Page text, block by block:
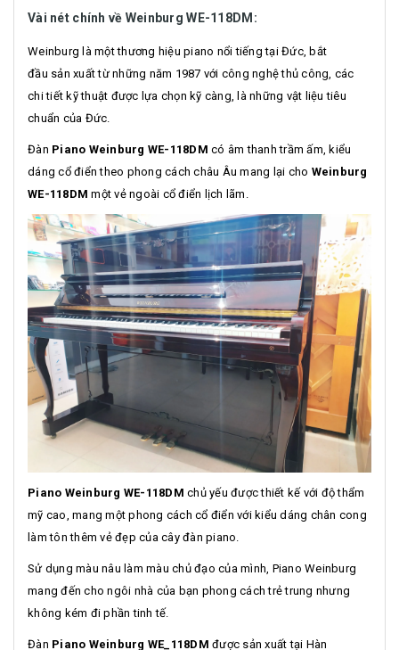
Vài nét chính về Weinburg WE-118DM:
Weinburg là một thương hiệu piano nổi tiếng tại Đức, bắt
đầu sản xuất từ những năm 1987 với công nghệ thủ công, các
chi tiết kỹ thuật được lựa chọn kỹ càng, là những vật liệu tiêu
chuẩn của Đức.
Đàn Piano Weinburg WE-118DM có âm thanh trầm ấm, kiểu
dáng cổ điển theo phong cách châu Âu mang lại cho Weinburg
WE-118DM một vẻ ngoài cổ điển lịch lãm.
Piano Weinburg WE-118DM chủ yếu được thiết kế với độ thẩm
mỹ cao, mang một phong cách cổ điển với kiểu dáng chân cong
làm tôn thêm vẻ đẹp của cây đàn piano.
Sử dụng màu nâu làm màu chủ đạo của mình, Piano Weinburg
mang đến cho ngôi nhà của bạn phong cách trẻ trung nhưng
không kém đi phần tinh tế.
Đàn Piano Weinburg WE_118DM được sản xuất tại Hàn